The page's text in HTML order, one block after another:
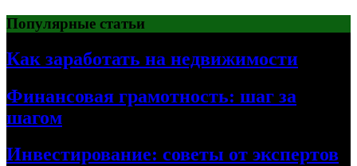
Перейти
к
содержимому
Популярные статьи
Как заработать на недвижимости
Финансовая грамотность: шаг за
шагом
Инвестирование: советы от экспертов